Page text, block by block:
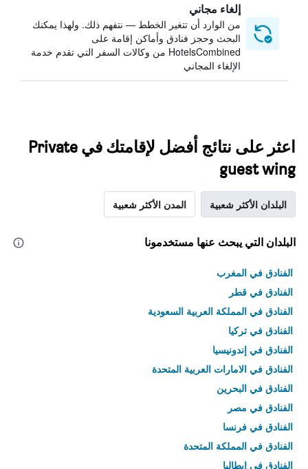
إلغاء مجاني
من الوارد أن تتغير الخطط — نتفهم ذلك. ولهذا يمكنك
البحث وحجز فنادق وأماكن إقامة على
HotelsCombined من وكالات السفر التي تقدم خدمة
الإلغاء المجاني
اعثر على نتائج أفضل لإقامتك في Private
guest wing
البلدان الأكثر شعبية المدن الأكثر شعبية
البلدان التي يبحث عنها مستخدمونا
الفنادق في المغرب
الفنادق في قطر
الفنادق في المملكة العربية السعودية
الفنادق في تركيا
الفنادق في إندونيسيا
الفنادق في الامارات العربية المتحدة
الفنادق في البحرين
الفنادق في مصر
الفنادق في فرنسا
الفنادق في المملكة المتحدة
الفنادق في إيطاليا